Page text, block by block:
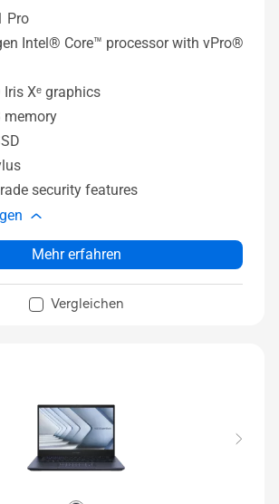
Pro
Intel® Core™ processor with vPro®
Xᵉ graphics
memory
security features
Mehr erfahren
Vergleichen